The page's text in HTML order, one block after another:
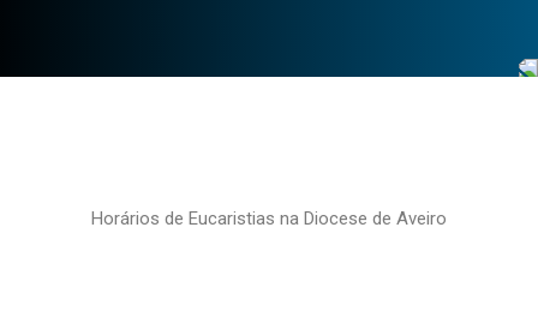
Horários de Eucaristias na Diocese de Aveiro